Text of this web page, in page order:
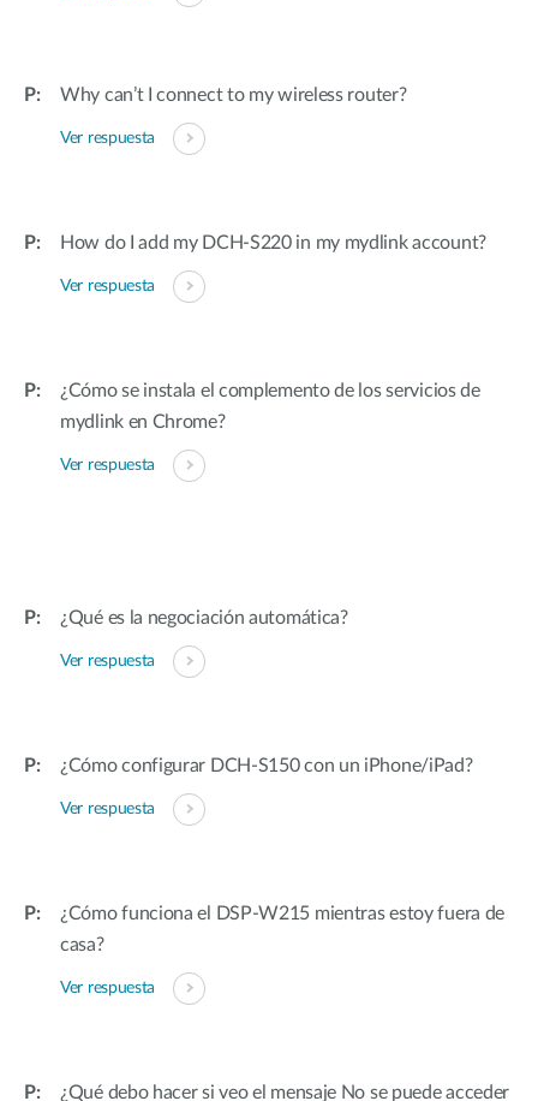
Why can’t I connect to my wireless router?
Ver respuesta
How do I add my DCH-S220 in my mydlink account?
Ver respuesta
¿Cómo se instala el complemento de los servicios de
mydlink en Chrome?
Ver respuesta
¿Qué es la negociación automática?
Ver respuesta
¿Cómo configurar DCH-S150 con un iPhone/iPad?
Ver respuesta
¿Cómo funciona el DSP-W215 mientras estoy fuera de
casa?
Ver respuesta
¿Qué debo hacer si veo el mensaje No se puede acceder